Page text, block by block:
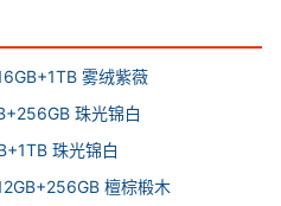
雾绒紫薇
珠光锦白
珠光锦白
檀棕椴木